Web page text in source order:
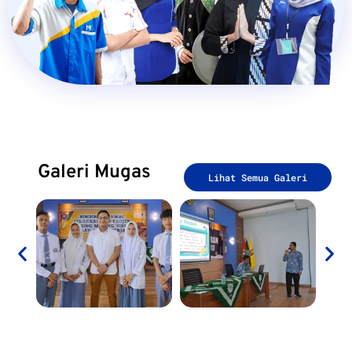
Galeri Mugas Lihat Semua Galeri